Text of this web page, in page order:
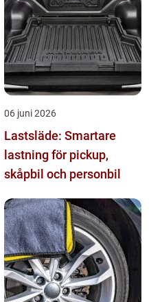
06 juni 2026
Lastsläde: Smartare
lastning för pickup,
skåpbil och personbil